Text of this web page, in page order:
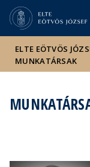
ELTE EÖTVÖS
MUNKATÁRSAK